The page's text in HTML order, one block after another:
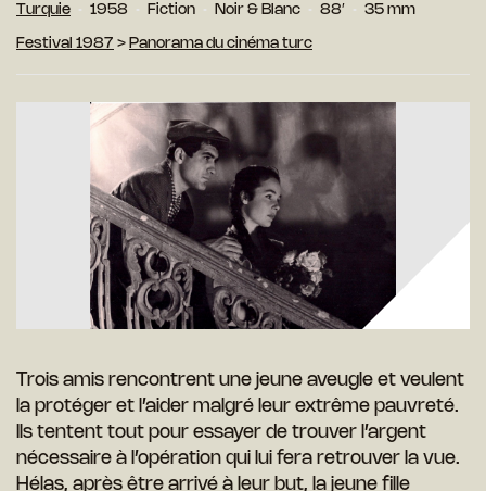
Turquie 1958 Fiction Noir & Blanc 88′ 35 mm
Festival 1987 > Panorama du cinéma turc
Trois amis rencontrent une jeune aveugle et veulent
la protéger et l’aider malgré leur extrême pauvreté.
Ils tentent tout pour essayer de trouver l’argent
nécessaire à l’opération qui lui fera retrouver la vue.
Hélas, après être arrivé à leur but, la jeune fille